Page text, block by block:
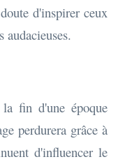
d'inspirer ceux
audacieuses.
fin d'une époque
perdurera grâce à
d'influencer le